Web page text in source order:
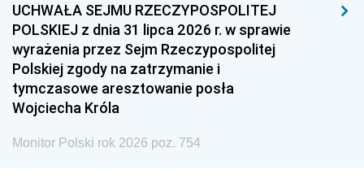
UCHWAŁA SEJMU RZECZYPOSPOLITEJ
POLSKIEJ z dnia 31 lipca 2026 r. w sprawie
wyrażenia przez Sejm Rzeczypospolitej
Polskiej zgody na zatrzymanie i
tymczasowe aresztowanie posła
Wojciecha Króla
Monitor Polski rok 2026 poz. 754